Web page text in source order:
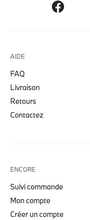
AIDE
FAQ
Livraison
Retours
Contactez
ENCORE
Suivi commande
Mon compte
Créer un compte